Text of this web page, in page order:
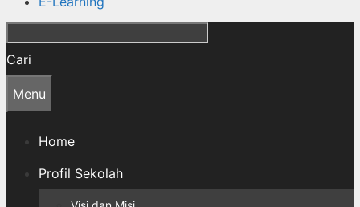
Cari
Menu
Home
Profil Sekolah